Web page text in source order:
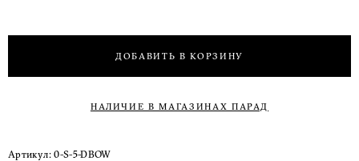
ДОБАВИТЬ В КОРЗИНУ
НАЛИЧИЕ В МАГАЗИНАХ ПАРАД
Артикул:0-S-5-DBOW